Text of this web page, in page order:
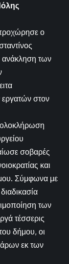
ο
ανάκληση των
στον
ολοκλήρωση
σοβαρές
και
Σύμφωνα με
των
τέσσερις
δήμου, οι
εκ των